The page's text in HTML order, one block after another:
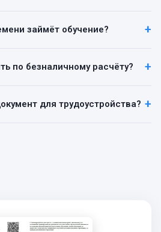
займёт обучение?
по безналичному расчёту?
для трудоустройства?